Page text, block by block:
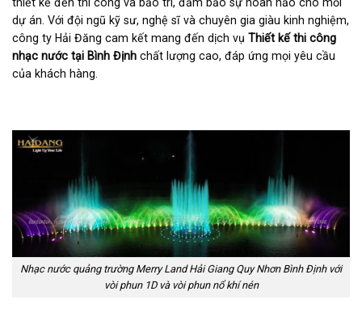
dự án. Với đội ngũ kỹ sư, nghệ sĩ và chuyên gia giàu kinh nghiệm,
công ty Hải Đăng cam kết mang đến dịch vụ Thiết kế thi công
nhạc nước tại Bình Định chất lượng cao, đáp ứng mọi yêu cầu
của khách hàng.
Nhạc nước quảng trường Merry Land Hải Giang Quy Nhơn Bình Định với
vòi phun 1D và vòi phun nổ khí nén